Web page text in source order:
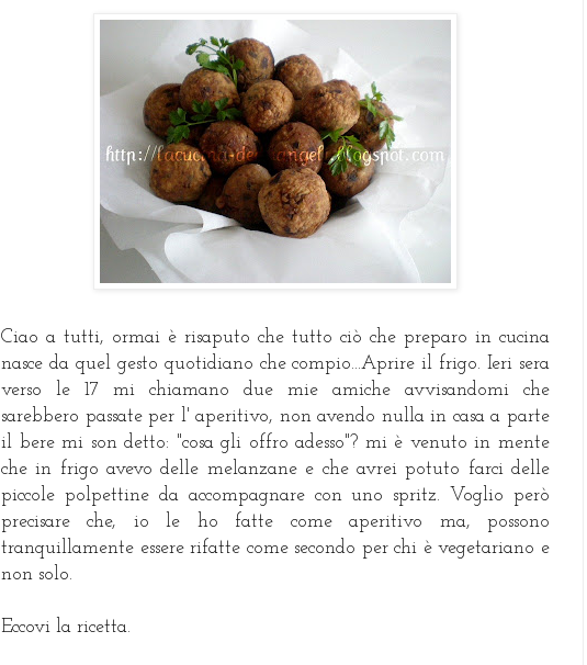
Ciao a tutti, ormai è risaputo che tutto ciò che preparo in cucina
nasce da quel gesto quotidiano che compio...Aprire il frigo. Ieri sera
verso le 17 mi chiamano due mie amiche avvisandomi che
sarebbero passate per l' aperitivo, non avendo nulla in casa a parte
il bere mi son detto: "cosa gli offro adesso"? mi è venuto in mente
che in frigo avevo delle melanzane e che avrei potuto farci delle
piccole polpettine da accompagnare con uno spritz. Voglio però
precisare che, io le ho fatte come aperitivo ma, possono
tranquillamente essere rifatte come secondo per chi è vegetariano e
non solo.
Eccovi la ricetta.